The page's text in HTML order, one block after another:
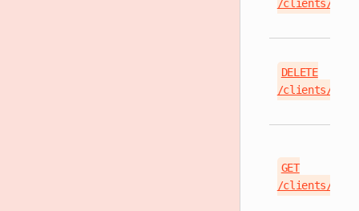
/clients/
DELETE
/clients/
GET
/clients/